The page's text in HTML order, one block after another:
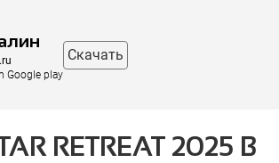
RETREAT 2025 В
Google play
Скачать